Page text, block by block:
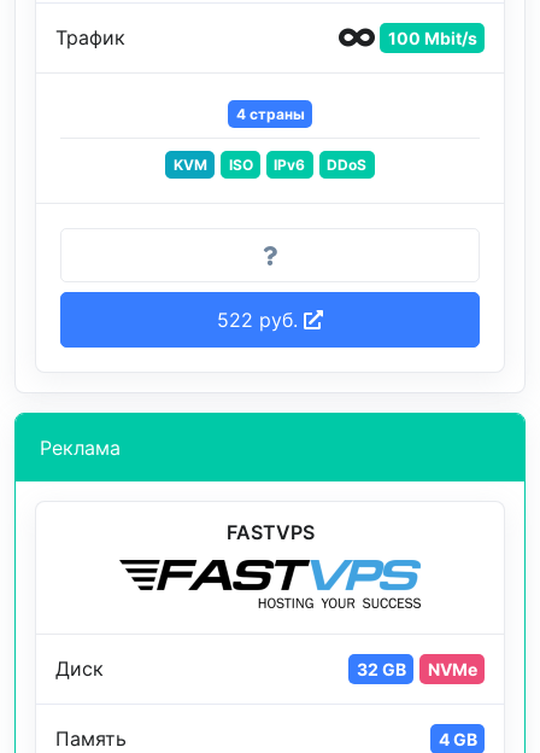
Трафик 100 Mbit/s
4 страны
KVM ISO IPv6 DDoS
522 руб.
Реклама
FASTVPS
Диск 32 GB NVMe
Память 4 GB